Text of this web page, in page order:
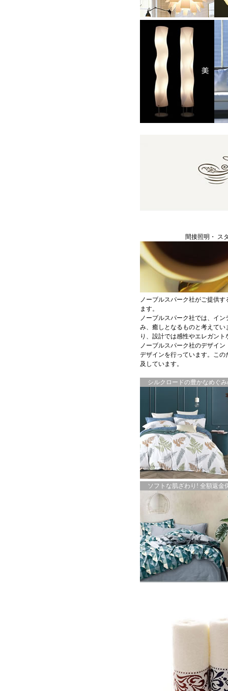
間接照明・ ス
ノーブルスパーク社がご提供
ます。
ノーブルスパーク社では、イ
み、癒しとなるものと考えて
り、設計では感性やエレガン
ノーブルスパーク社のデザイ
デザインを行っています。こ
及しています。
シルクロードの豊かなめぐみ
ソフトな肌ざわり! 全額返金